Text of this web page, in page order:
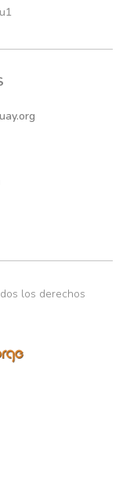
los derechos